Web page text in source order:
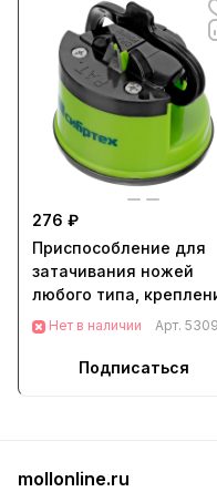
276 ₽
Приспособление для
затачивания ножей
любого типа,
на присоске Сибртех
Нет в наличии Арт.
Подписаться
mollonline.ru